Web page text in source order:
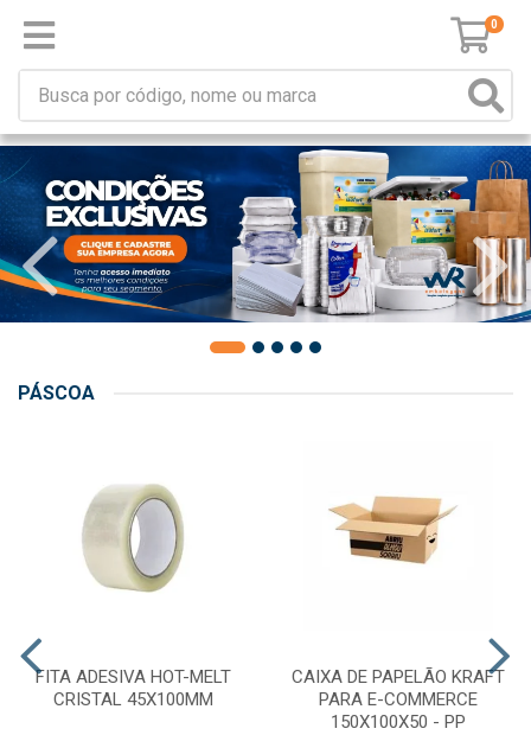
0
PÁSCOA
FITA ADESIVA HOT-MELT
CRISTAL 45X100MM
CAIXA DE PAPELÃO KRAFT
PARA E-COMMERCE
150X100X50 - PP